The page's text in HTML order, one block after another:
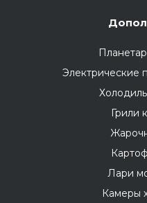
Электрические
Грили
Лари
Камеры